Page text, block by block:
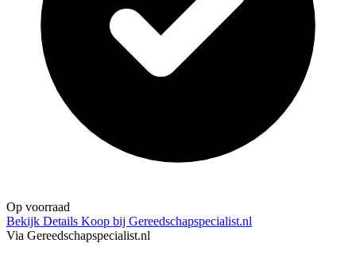
Op voorraad
Bekijk Details Koop bij Gereedschapspecialist.nl
Via Gereedschapspecialist.nl